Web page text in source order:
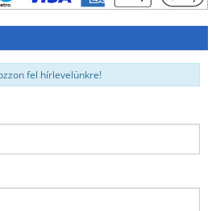
fel hírlevelünkre!